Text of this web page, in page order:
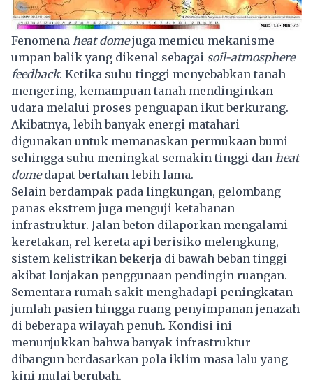
Fenomena heat domejuga memicu mekanisme
umpan balik yang dikenal sebagai soil-atmosphere
feedback. Ketika suhu tinggi menyebabkan tanah
mengering, kemampuan tanah mendinginkan
udara melalui proses penguapan ikut berkurang.
Akibatnya, lebih banyak energi matahari
digunakan untuk memanaskan permukaan bumi
sehingga suhu meningkat semakin tinggi dan heat
domedapat bertahan lebih lama.
Selain berdampak pada lingkungan, gelombang
panas ekstrem juga menguji ketahanan
infrastruktur. Jalan beton dilaporkan mengalami
keretakan, rel kereta api berisiko melengkung,
sistem kelistrikan bekerja di bawah beban tinggi
akibat lonjakan penggunaan pendingin ruangan.
Sementara rumah sakit menghadapi peningkatan
jumlah pasien hingga ruang penyimpanan jenazah
di beberapa wilayah penuh. Kondisi ini
menunjukkan bahwa banyak infrastruktur
dibangun berdasarkan pola iklim masa lalu yang
kini mulai berubah.